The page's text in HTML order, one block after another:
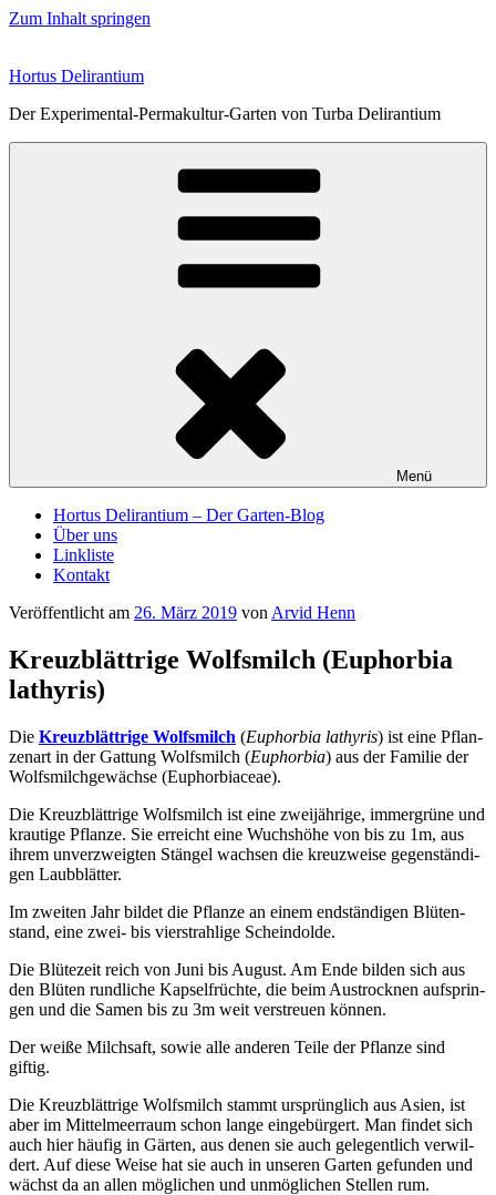
Zum Inhalt springen
Hortus Delirantium
Der Experimental-Permakultur-Garten von Turba Delirantium
Menü
Hortus Delirantium – Der Garten-Blog
Über uns
Linkliste
Kontakt
Veröffentlicht am 26. März 2019 von Arvid Henn
Kreuzblättrige Wolfsmilch (Euphorbia
lathyris)
Die Kreuz­blätt­ri­ge Wolfs­milch (Euphor­bia lathy­ris) ist eine Pflan­
zen­art in der Gat­tung Wolfs­milch (Euphor­bia) aus der Fami­lie der
Wolfs­milch­ge­wäch­se (Euphor­biaceae).
Die Kreuz­blätt­ri­ge Wolfs­milch ist eine zwei­jäh­ri­ge, immer­grü­ne und
krau­ti­ge Pflan­ze. Sie erreicht eine Wuchs­hö­he von bis zu 1m, aus
ihrem unver­zweig­ten Stän­gel wach­sen die kreuz­wei­se gegen­stän­di­
gen Laubblätter.
Im zwei­ten Jahr bil­det die Pflan­ze an einem end­stän­di­gen Blü­ten­
stand, eine zwei- bis vier­strah­li­ge Scheindolde.
Die Blü­te­zeit reich von Juni bis August. Am Ende bil­den sich aus
den Blü­ten rund­li­che Kap­sel­früch­te, die beim Aus­trock­nen auf­sprin­
gen und die Samen bis zu 3m weit ver­streu­en können.
Der wei­ße Milch­saft, sowie alle ande­ren Tei­le der Pflan­ze sind
giftig.
Die Kreuz­blätt­ri­ge Wolfs­milch stammt ursprüng­lich aus Asi­en, ist
aber im Mit­tel­meer­raum schon lan­ge ein­ge­bür­gert. Man fin­det sich
auch hier häu­fig in Gär­ten, aus denen sie auch gele­gent­lich ver­wil­
dert. Auf die­se Wei­se hat sie auch in unse­ren Gar­ten gefun­den und
wächst da an allen mög­li­chen und unmög­li­chen Stel­len rum.